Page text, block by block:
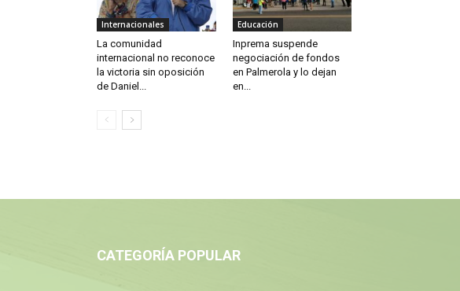
Internacionales
La comunidad
internacional no reconoce
la victoria sin oposición
de Daniel...
Educación
Inprema suspende
negociación de fondos
en Palmerola y lo dejan
en...
CATEGORÍA POPULAR